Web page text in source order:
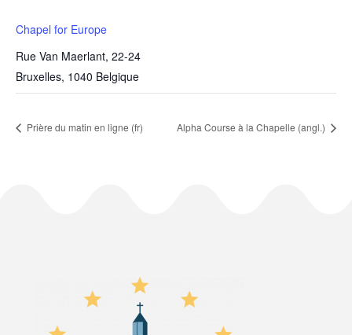
Chapel for Europe
Rue Van Maerlant, 22-24
Bruxelles, 1040 Belgique
Prière du matin en ligne (fr) Alpha Course à la Chapelle (angl.)